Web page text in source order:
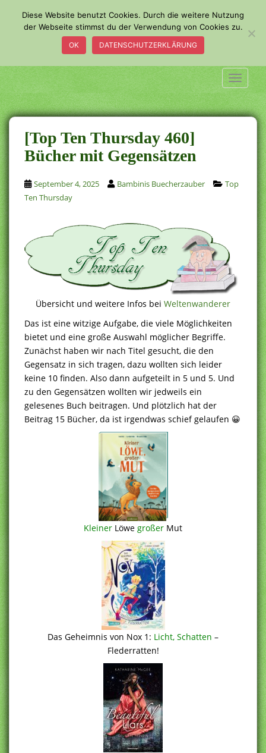
o
m
a
i
n
c
o
n
t
e
n
t
[Top Ten Thursday 460]
Bücher mit Gegensätzen
September 4, 2025 Bambinis Buecherzauber
Top
Ten Thursday
Übersicht und weitere Infos bei Weltenwanderer
Das ist eine witzige Aufgabe, die viele Möglichkeiten
bietet und eine große Auswahl möglicher Begriffe.
Zunächst haben wir nach Titel gesucht, die den
Gegensatz in sich tragen, dazu wollten sich leider
keine 10 finden. Also dann aufgeteilt in 5 und 5. Und
zu den Gegensätzen wollten wir jedweils ein
gelesenes Buch beitragen. Und plötzlich hat der
Beitrag 15 Bücher, da ist irgendwas schief gelaufen 😀
Kleiner Löwe großer Mut
Das Geheimnis von Nox 1: Licht, Schatten –
Flederratten!
Diese Website benutzt Cookies. Durch die weitere Nutzung
der Webseite stimmst du der Verwendung von Cookies zu.
OK DATENSCHUTZERKLÄRUNG